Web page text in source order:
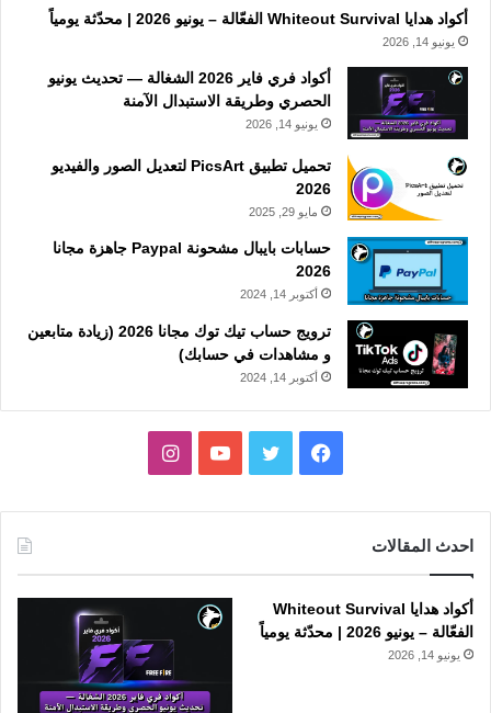
أكواد هدايا Whiteout Survival الفعّالة – يونيو 2026 | محدّثة يومياً
يونيو 14, 2026
أكواد فري فاير 2026 الشغالة — تحديث يونيو
الحصري وطريقة الاستبدال الآمنة
يونيو 14, 2026
تحميل تطبيق PicsArt لتعديل الصور والفيديو
2026
مايو 29, 2025
حسابات بايبال مشحونة Paypal جاهزة مجانا
2026
أكتوبر 14, 2024
ترويج حساب تيك توك مجانا 2026 (زيادة متابعين
و مشاهدات في حسابك)
أكتوبر 14, 2024
فيسبوك تويتر يوتيوبانستقرام
احدث المقالات
أكواد هدايا Whiteout Survival
الفعّالة – يونيو 2026 | محدّثة يومياً
يونيو 14, 2026